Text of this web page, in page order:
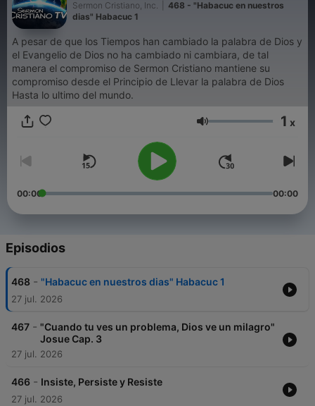
Sermon Cristiano, Inc.
468 - "Habacuc en nuestros
dias" Habacuc 1
A pesar de que los Tiempos han cambiado la palabra de Dios y
el Evangelio de Dios no ha cambiado ni cambiara, de tal
manera el compromiso de Sermon Cristiano mantiene su
compromiso desde el Principio de Llevar la palabra de Dios
Hasta lo ultimo del mundo.
Volumen 1 x
00:00 00:00
Episodios
468 - "Habacuc en nuestros dias" Habacuc 1
27 jul. 2026
467 - "Cuando tu ves un problema, Dios ve un milagro"
Josue Cap. 3
27 jul. 2026
466 - Insiste, Persiste y Resiste
27 jul. 2026